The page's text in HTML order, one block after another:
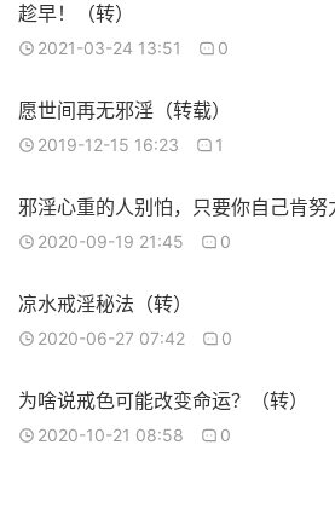
趁早！（转）
2021-03-24 13:51 0
愿世间再无邪淫（转载）
2019-12-15 16:23 1
邪淫心重的人别怕，只要你自己肯努
2020-09-19 21:45 0
凉水戒淫秘法（转）
2020-06-27 07:42 0
为啥说戒色可能改变命运？（转）
2020-10-21 08:58 0